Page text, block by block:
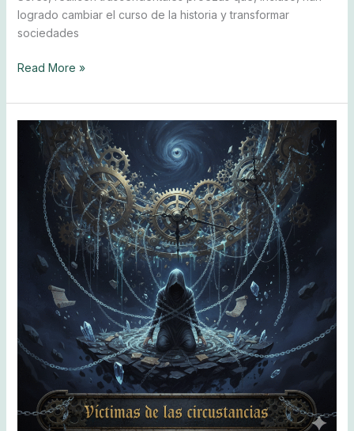
logrado cambiar el curso de la historia y transformar
sociedades
Read More »
Víctimas
circustancias